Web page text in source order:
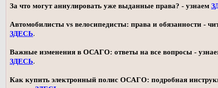
За что могут аннулировать уже выданные права? - узнаем
Автомобилисты vs велосипедисты: права и обязанности -
ЗДЕСЬ.
Важные изменения в ОСАГО: ответы на все вопросы -
ЗДЕСЬ.
Как купить электронный полис ОСАГО: подробная